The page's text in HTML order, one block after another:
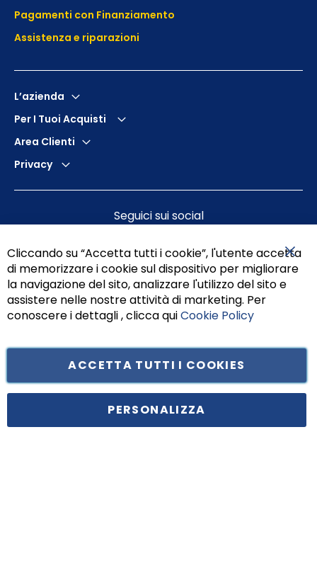
Pagamenti con Finanziamento
Assistenza e riparazioni
L’azienda
Per I Tuoi Acquisti
Area Clienti
Privacy
Seguici sui social
Principe di Piemonte 199, cap. 80026 Casoria (NA) - C.F. 05834470634 -
Cliccando su “Accetta tutti i cookie”, l'utente accetta
di memorizzare i cookie sul dispositivo per migliorare
la navigazione del sito, analizzare l'utilizzo del sito e
assistere nelle nostre attività di marketing. Per
conoscere i dettagli , clicca quiCookie Policy
ACCETTA TUTTI I COOKIES
PERSONALIZZA